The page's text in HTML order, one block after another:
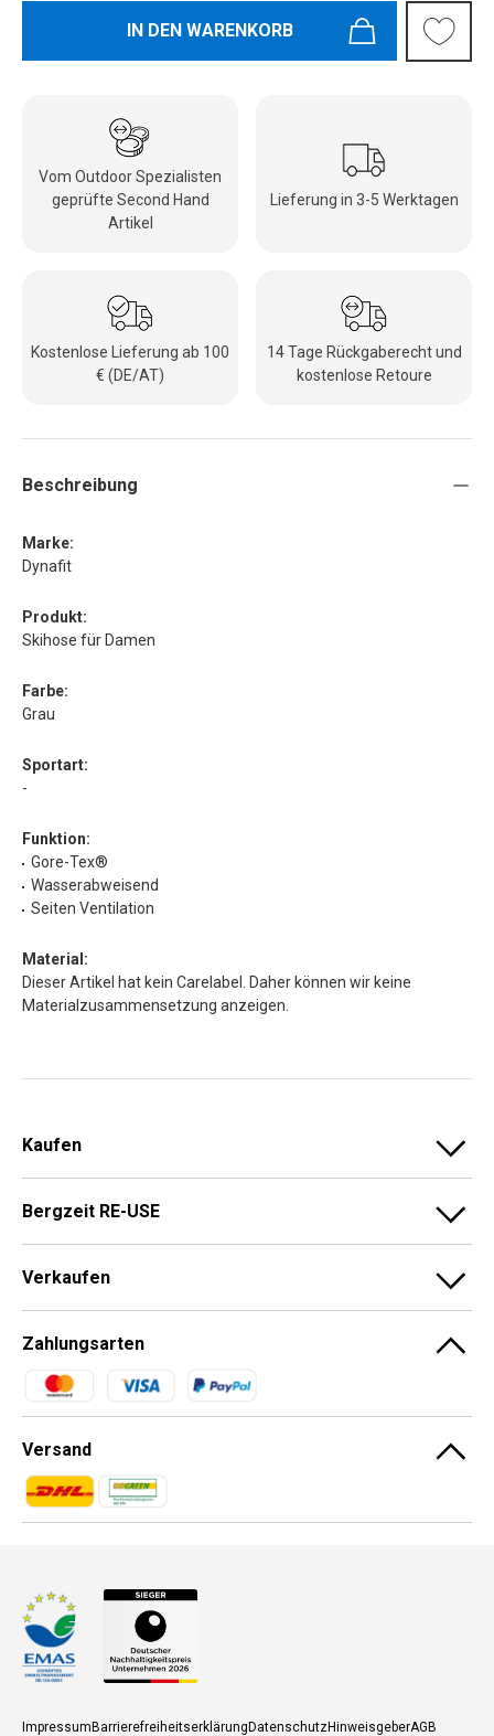
IN DEN WARENKORB
Vom Outdoor Spezialisten
geprüfte Second Hand
Artikel
Lieferung in 3-5 Werktagen
Kostenlose Lieferung ab 100
€ (DE/AT)
14 Tage Rückgaberecht und
kostenlose Retoure
Beschreibung
Marke:
Dynafit
Produkt:
Skihose für Damen
Farbe:
Grau
Sportart:
-
Funktion:
Gore-Tex®
Wasserabweisend
Seiten Ventilation
Material:
Dieser Artikel hat kein Carelabel. Daher können wir keine
Materialzusammensetzung anzeigen.
Kaufen
Bergzeit RE-USE
Verkaufen
Zahlungsarten
Zahlungsmethoden
Versand
Zahlungsmethoden
Zahlungsmethoden
ImpressumBarrierefreiheitserklärungDatenschutzHinweisgeberAGB